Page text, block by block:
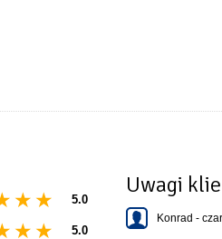
5.0
5.0
Uwagi
Konrad -